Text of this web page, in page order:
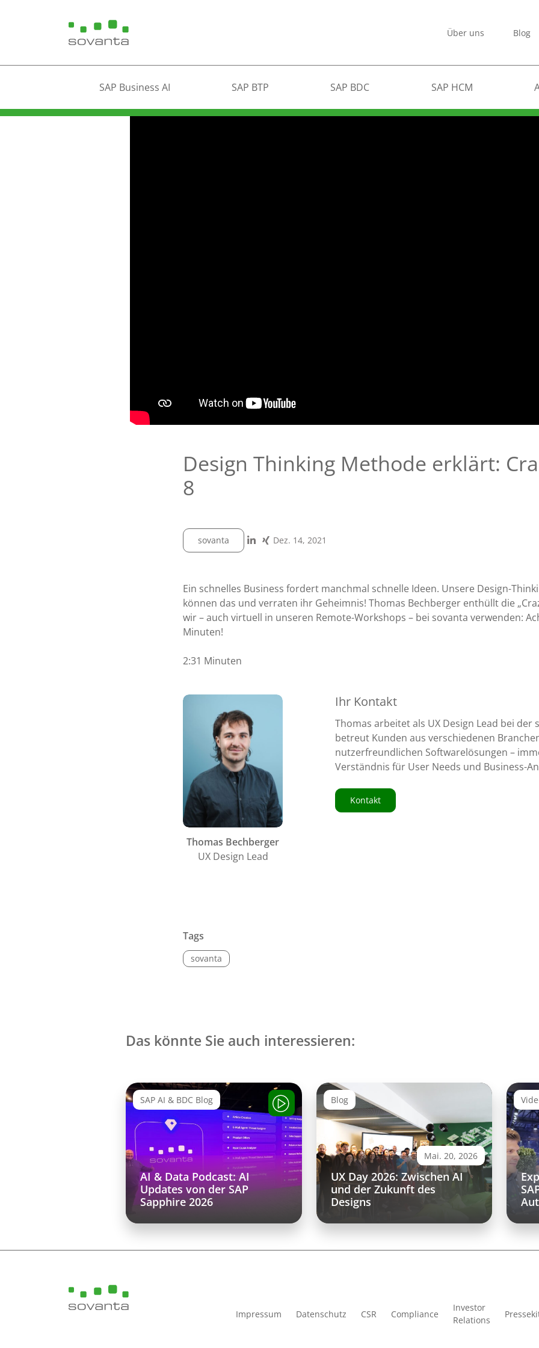
Über uns Blog
SAP Business AI SAP BTP SAP BDC SAP HCM
Design Thinking Methode erklärt:
8
sovanta Dez. 14, 2021
Ein schnelles Business fordert manchmal schnelle Ideen. Unsere Design-
können das und verraten ihr Geheimnis! Thomas Bechberger enthüllt die
wir – auch virtuell in unseren Remote-Workshops – bei sovanta verwenden:
Minuten!
2:31 Minuten
Thomas Bechberger
UX Design Lead
Ihr Kontakt
Thomas arbeitet als UX Design Lead bei der
betreut Kunden aus verschiedenen
nutzerfreundlichen Softwarelösungen –
Verständnis für User Needs und Business-
Kontakt
Tags
sovanta
Das könnte Sie auch interessieren:
SAP AI & BDC Blog
AI & Data Podcast: AI
Updates von der SAP
Sapphire 2026
Blog
Mai. 20, 2026
UX Day 2026: Zwischen AI
und der Zukunft des
Designs
Impressum Datenschutz CSR Compliance
Investor
Relations